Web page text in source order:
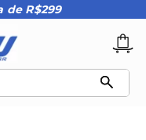
de R$299